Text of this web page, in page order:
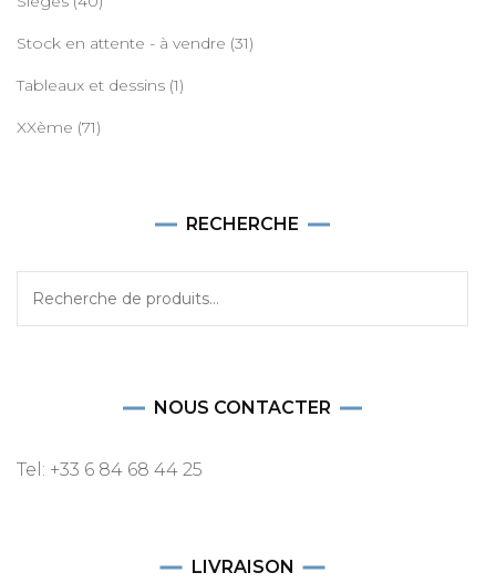
Stock en attente - à vendre (31)
Tableaux et dessins (1)
XXème (71)
RECHERCHE
NOUS CONTACTER
Tel: +33 6 84 68 44 25
LIVRAISON